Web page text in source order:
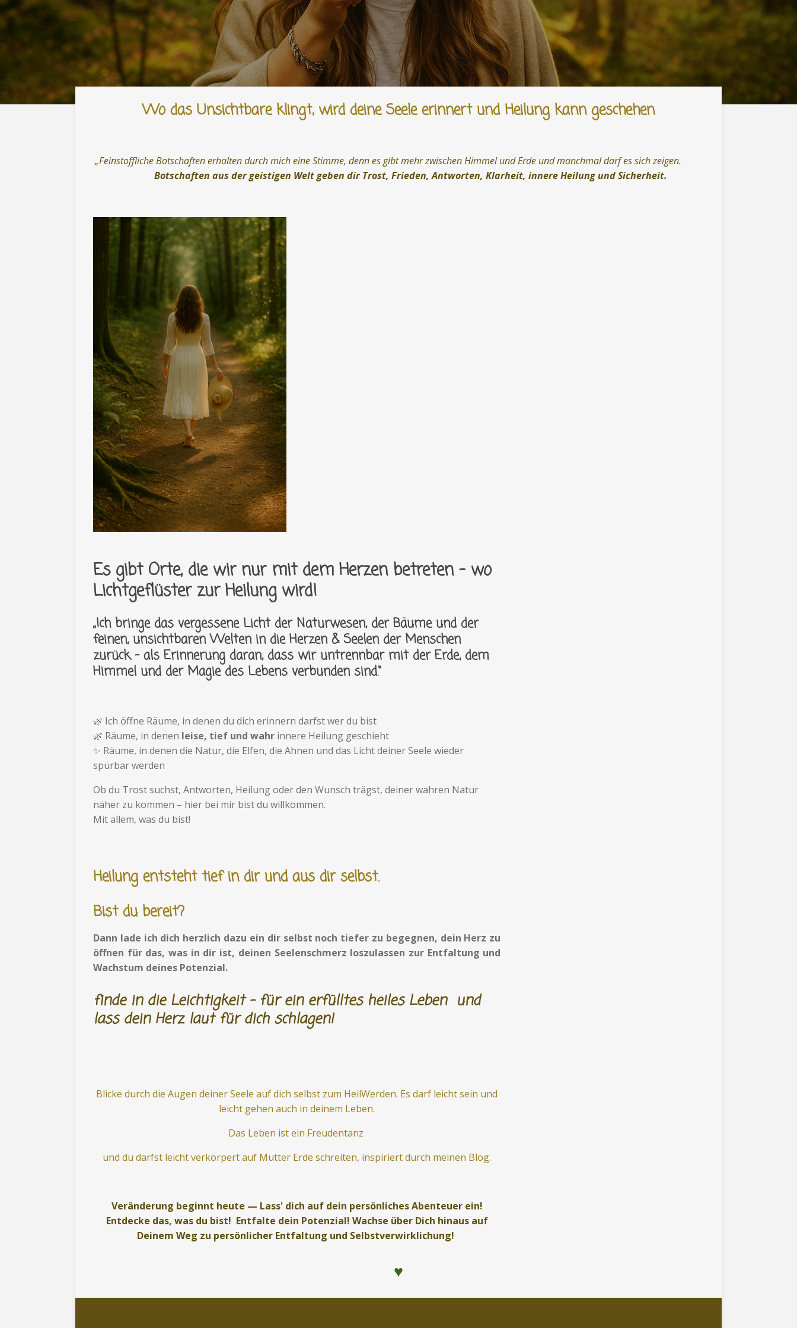
Wo das Unsichtbare klingt, wird deine Seele erinnert und Heilung kann geschehen
„Feinstoffliche Botschaften erhalten durch mich eine Stimme, denn es gibt mehr zwischen Himmel und Erde und manchmal darf es sich zeigen.
Botschaften aus der geistigen Welt geben dir Trost, Frieden, Antworten, Klarheit, innere Heilung und Sicherheit.
Es gibt Orte, die wir nur mit dem Herzen betreten - wo
Lichtgeflüster zur Heilung wird!
„Ich bringe das vergessene Licht der Naturwesen, der Bäume und der
feinen, unsichtbaren Welten in die Herzen & Seelen der Menschen
zurück – als Erinnerung daran, dass wir untrennbar mit der Erde, dem
Himmel und der Magie des Lebens verbunden sind.“
🌿 Ich öffne Räume, in denen du dich erinnern darfst wer du bist
🌿 Räume, in denen leise, tief und wahr innere Heilung geschieht
✨ Räume, in denen die Natur, die Elfen, die Ahnen und das Licht deiner Seele wieder
spürbar werden
Ob du Trost suchst, Antworten, Heilung oder den Wunsch trägst, deiner wahren Natur
näher zu kommen – hier bei mir bist du willkommen.
Mit allem, was du bist!
Heilung entsteht tief in dir und aus dir selbst.
Bist du bereit?
Dann lade ich dich herzlich dazu ein dir selbst noch tiefer zu begegnen, dein Herz zu
öffnen für das, was in dir ist, deinen Seelenschmerz loszulassen zur Entfaltung und
Wachstum deines Potenzial.
finde in die Leichtigkeit- für ein erfülltes heiles Leben und
lass dein Herz laut für dich schlagen!
Blicke durch die Augen deiner Seele auf dich selbst zum HeilWerden. Es darf leicht sein und
leicht gehen auch in deinem Leben.
Das Leben ist ein Freudentanz
und du darfst leicht verkörpert auf Mutter Erde schreiten, inspiriert durch meinen Blog.
Veränderung beginnt heute — Lass' dich auf dein persönliches Abenteuer ein!
Entdecke das, was du bist! Entfalte dein Potenzial! Wachse über Dich hinaus auf
Deinem Weg zu persönlicher Entfaltung und Selbstverwirklichung!
♥